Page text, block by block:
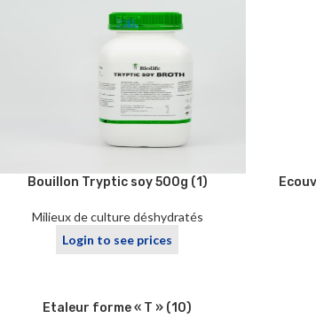
Bouillon Tryptic soy 500g (1)
Milieux de culture déshydratés
Login to see prices
Etaleur forme « T » (10)